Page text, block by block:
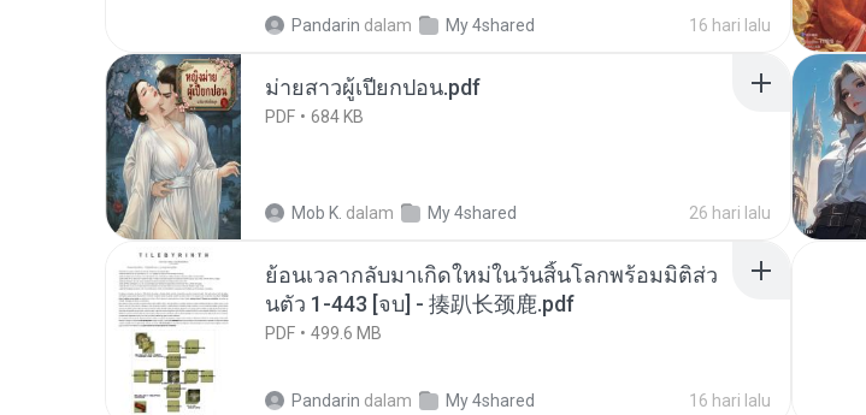
Pandarin dalam My 4shared 16 hari lalu
ม่ายสาวผู้เปียกปอน.pdf
PDF 684 KB
Mob K. dalam My 4shared 26 hari lalu
ย้อนเวลากลับมาเกิดใหม่ในวันสิ้นโลกพร้อมมิติส่ว
นตัว 1-443 [จบ] - 揍趴长颈鹿.pdf
PDF 499.6 MB
Pandarin dalam My 4shared 16 hari lalu